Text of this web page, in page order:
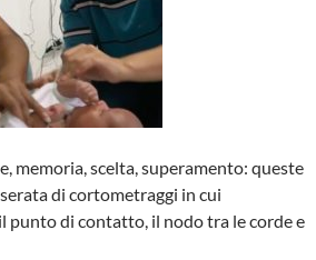
memoria, scelta, superamento: queste
di cortometraggi in cui
punto di contatto, il nodo tra le corde e